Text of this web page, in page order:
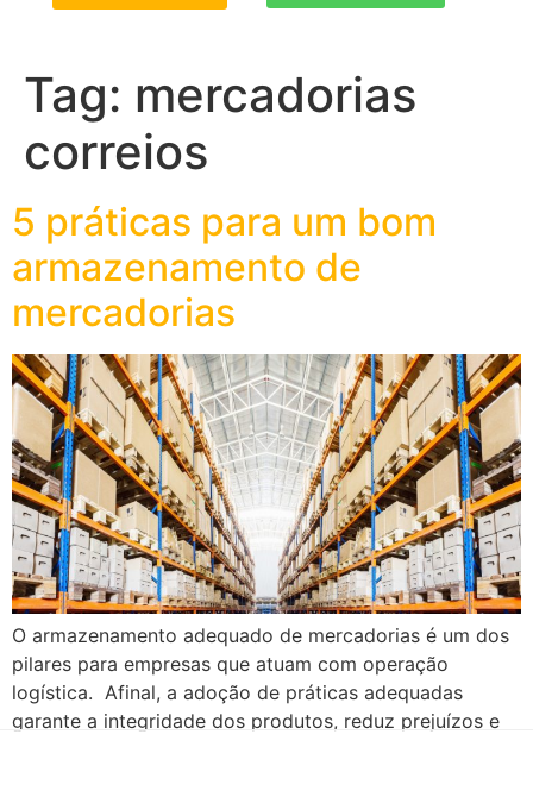
Tag: mercadorias
correios
5 práticas para um bom
armazenamento de
mercadorias
O armazenamento adequado de mercadorias é um dos
pilares para empresas que atuam com operação
logística. Afinal, a adoção de práticas adequadas
garante a integridade dos produtos, reduz prejuízos e